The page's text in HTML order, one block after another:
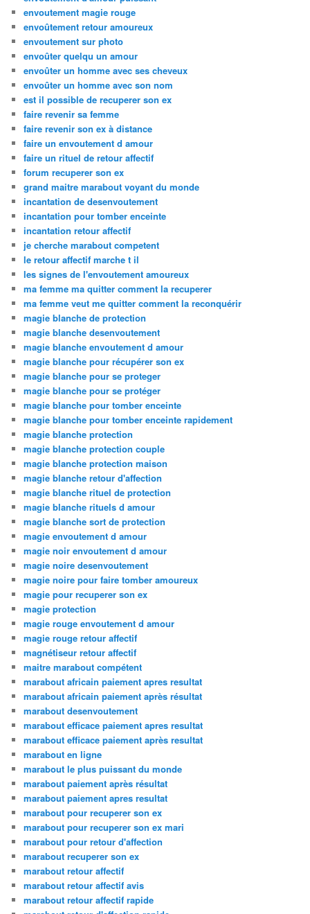
envoutement magie rouge
envoûtement retour amoureux
envoutement sur photo
envoûter quelqu un amour
envoûter un homme avec ses cheveux
envoûter un homme avec son nom
est il possible de recuperer son ex
faire revenir sa femme
faire revenir son ex à distance
faire un envoutement d amour
faire un rituel de retour affectif
forum recuperer son ex
grand maitre marabout voyant du monde
incantation de desenvoutement
incantation pour tomber enceinte
incantation retour affectif
je cherche marabout competent
le retour affectif marche t il
les signes de l'envoutement amoureux
ma femme ma quitter comment la recuperer
ma femme veut me quitter comment la reconquérir
magie blanche de protection
magie blanche desenvoutement
magie blanche envoutement d amour
magie blanche pour récupérer son ex
magie blanche pour se proteger
magie blanche pour se protéger
magie blanche pour tomber enceinte
magie blanche pour tomber enceinte rapidement
magie blanche protection
magie blanche protection couple
magie blanche protection maison
magie blanche retour d'affection
magie blanche rituel de protection
magie blanche rituels d amour
magie blanche sort de protection
magie envoutement d amour
magie noir envoutement d amour
magie noire desenvoutement
magie noire pour faire tomber amoureux
magie pour recuperer son ex
magie protection
magie rouge envoutement d amour
magie rouge retour affectif
magnétiseur retour affectif
maitre marabout compétent
marabout africain paiement apres resultat
marabout africain paiement après résultat
marabout desenvoutement
marabout efficace paiement apres resultat
marabout efficace paiement après resultat
marabout en ligne
marabout le plus puissant du monde
marabout paiement après résultat
marabout paiement apres resultat
marabout pour recuperer son ex
marabout pour recuperer son ex mari
marabout pour retour d'affection
marabout recuperer son ex
marabout retour affectif
marabout retour affectif avis
marabout retour affectif rapide